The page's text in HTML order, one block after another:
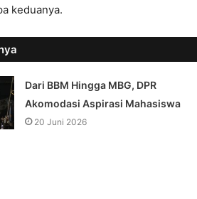
keduanya.
Dari BBM Hingga MBG, DPR
Akomodasi Aspirasi Mahasiswa
20 Juni 2026